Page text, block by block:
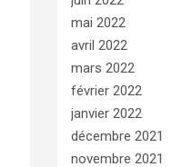
mai 2022
avril 2022
mars 2022
février 2022
janvier 2022
décembre 2021
novembre 2021